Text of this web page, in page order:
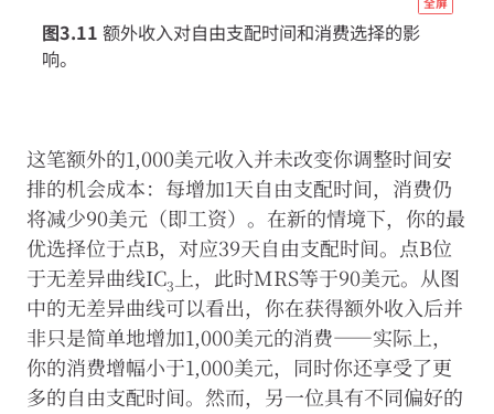
有
Cookie
图
3-
11
图3.11 额外收入对自由支配时间和消费选择的影
响。
这笔额外的1,000美元收入并未改变你调整时间安
排的机会成本：每增加1天自由支配时间，消费仍
将减少90美元（即工资）。在新的情境下，你的最
优选择位于点B，对应39天自由支配时间。点B位
于无差异曲线IC3 上，此时MRS等于90美元。从图
中的无差异曲线可以看出，你在获得额外收入后并
非只是简单地增加1,000美元的消费——实际上，
你的消费增幅小于1,000美元，同时你还享受了更
多的自由支配时间。然而，另一位具有不同偏好的